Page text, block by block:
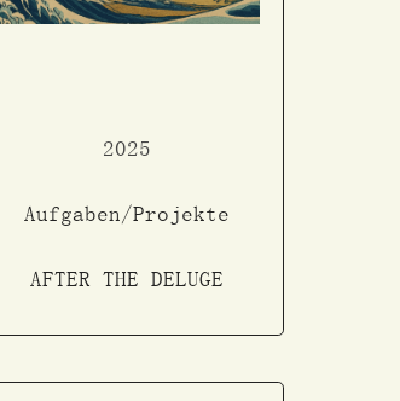
2025
Aufgaben/Projekte
AFTER THE DELUGE